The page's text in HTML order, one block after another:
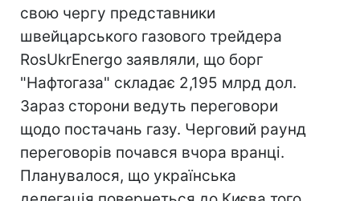
свою чергу представники
швейцарського газового трейдера
RosUkrEnergo заявляли, що борг
"Нафтогаза" складає 2,195 млрд дол.
Зараз сторони ведуть переговори
щодо постачань газу. Черговий раунд
переговорів почався вчора вранці.
Планувалося, що українська